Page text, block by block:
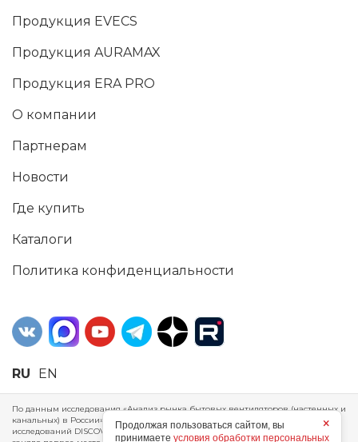
Продукция EVECS
Продукция AURAMAX
Продукция ERA PRO
О компании
Партнерам
Новости
Где купить
Каталоги
Политика конфиденциальности
RU EN
По данным исследования «Анализ рынка бытовых вентиляторов (настенных и
канальных) в России», проведенного Агентством маркетинговых
исследований DISCOVERY RESEARCH Group, 2025 г. ERA Group (ООО «ЭРА»)
×
Продолжая пользоваться сайтом, вы
принимаете условия обработки персональных